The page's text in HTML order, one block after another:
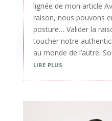
lignée de mon article
raison, nous pouvons
posture… Valider la
toucher notre
au monde de l’autre.
lire plus